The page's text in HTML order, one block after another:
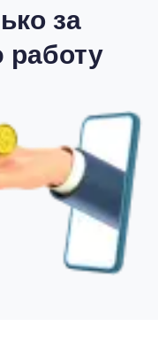
за